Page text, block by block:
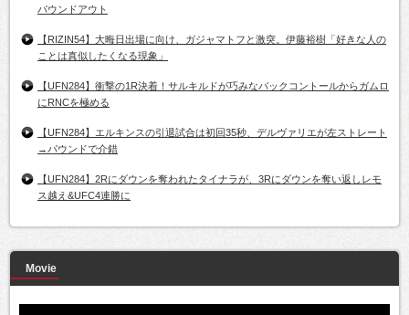
パウンドアウト
【RIZIN54】大晦日出場に向け、ガジャマトフと激突。伊藤裕樹「好きな人の
ことは真似したくなる現象」
【UFN284】衝撃の1R決着！サルキルドが巧みなバックコントールからガムロ
にRNCを極める
【UFN284】エルキンスの引退試合は初回35秒、デルヴァリエが左ストレート
→パウンドで介錯
【UFN284】2Rにダウンを奪われたタイナラが、3Rにダウンを奪い返しレモ
ス越え&UFC4連勝に
Movie